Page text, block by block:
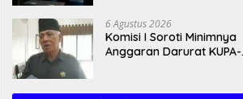
6 Agustus 2026
Komisi I Soroti Minimnya
Anggaran Darurat KUPA-